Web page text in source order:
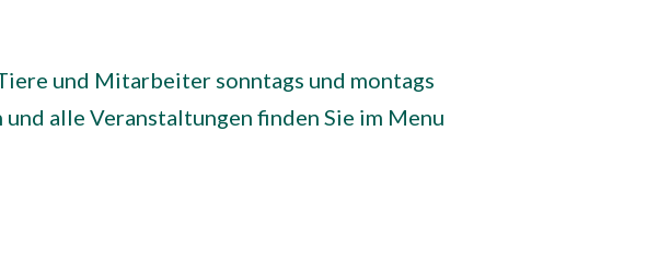
und Mitarbeiter sonntags und montags
alle Veranstaltungen finden Sie im Menu